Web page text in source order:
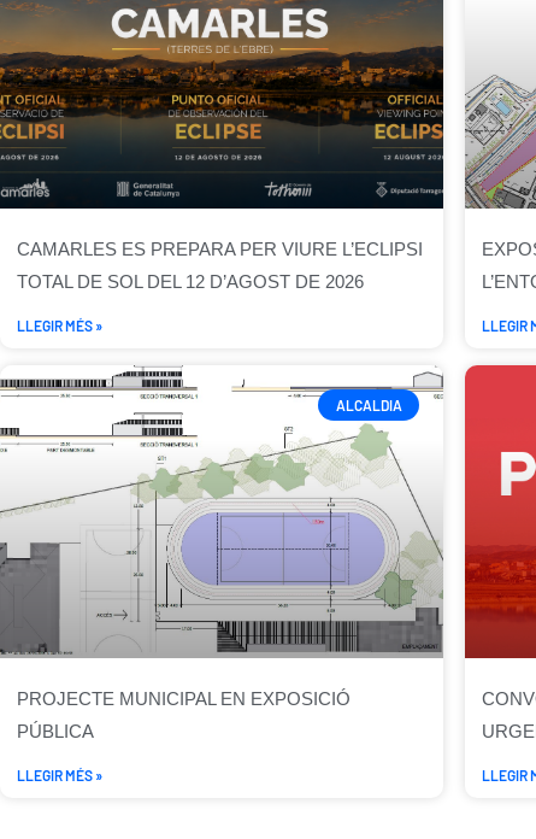
CAMARLES ES PREPARA PER VIURE L’ECLIPSI
TOTAL DE SOL DEL 12 D’AGOST DE 2026
LLEGIR MÉS » LLEGIR
ALCALDIA
PROJECTE MUNICIPAL EN EXPOSICIÓ
PÚBLICA
LLEGIR MÉS » LLEGIR